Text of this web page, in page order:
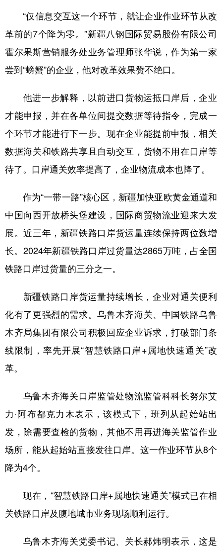
新疆 内蒙古 黑龙江
多语种频道
Deutsch Português
“仅信息交互这一个环节，就让企业作业环节从改
革前的7个降为零。”新疆八钢国际贸易股份有限公司
霍尔果斯营销服务处业务管理师张华说，作为第一家
尝到“螃蟹”的企业，他对改革效果赞不绝口。
他进一步解释，以前进口货物运抵口岸后，企业
才能申报，并在各单位间提交数据等待指令，完成一
个环节才能进行下一步。现在企业能提前申报，相关
数据海关和铁路共享且自动交互，货物不用在口岸等
待了。口岸通关效率提高了，企业物流成本也降了。
作为“一带一路”核心区，新疆加快亚欧黄金通道和
中国向西开放桥头堡建设，国际商贸物流业迎来大发
展。近三年，新疆铁路口岸货运量连续保持两位数增
长。2024年新疆铁路口岸过货量达2865万吨，占全国
铁路口岸过货量的三分之一。
新疆铁路口岸货运量持续增长，企业对通关便利
化有了更强烈的需求。乌鲁木齐海关、中国铁路乌鲁
木齐局集团有限公司积极回应企业诉求，打破部门条
线限制，率先开展“智慧铁路口岸+属地快速通关”改
革。
乌鲁木齐海关口岸监管处物流监管科科长努尔艾
力·阿布都克力木表示，该模式下，班列从起始站出
发，除需要查检的货物，其他不用再进海关监管作业
场所，能从起始站直接发往口岸。这一作业环节从8个
降为4个。
现在，“智慧铁路口岸+属地快速通关”模式已在相
关铁路口岸及腹地城市业务现场顺利运行。
乌鲁木齐海关党委书记、关长郝炜明表示，这是